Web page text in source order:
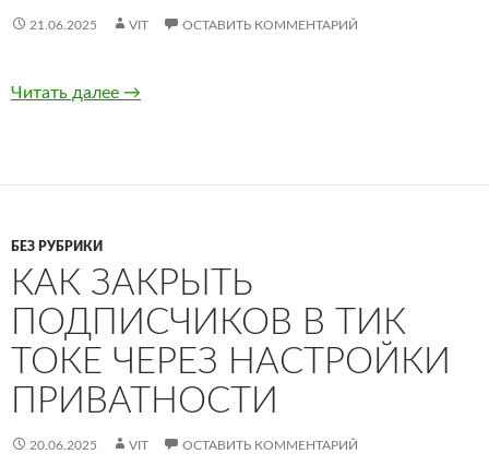
21.06.2025 VIT ОСТАВИТЬ КОММЕНТАРИЙ
Читать далее Бонусы в Мартин казино
→
БЕЗ РУБРИКИ
КАК ЗАКРЫТЬ
ПОДПИСЧИКОВ В ТИК
ТОКЕ ЧЕРЕЗ НАСТРОЙКИ
ПРИВАТНОСТИ
20.06.2025 VIT ОСТАВИТЬ КОММЕНТАРИЙ